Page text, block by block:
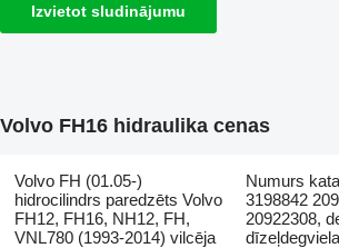
Izvietot sludinājumu
Volvo FH16 hidraulika cenas
Volvo FH (01.05-)
hidrocilindrs paredzēts Volvo
FH12, FH16, NH12, FH,
VNL780 (1993-2014) vilcēja
Numurs
3198842
20922308,
dīzeļdegviela